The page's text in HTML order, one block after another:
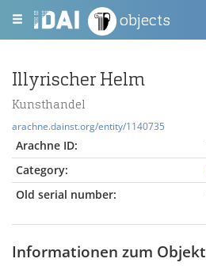
objects
Illyrischer Helm
Kunsthandel
arachne.dainst.org/entity/1140735
Arachne ID:
Category:
Old serial number:
Informationen zum Objekt